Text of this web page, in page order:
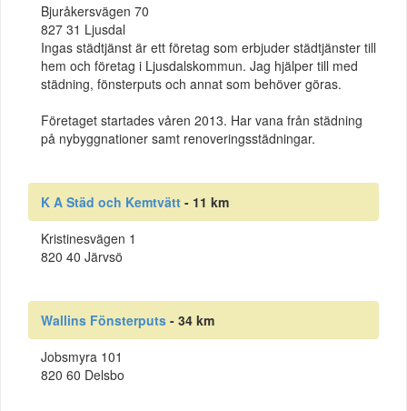
Bjuråkersvägen 70
827 31 Ljusdal
Ingas städtjänst är ett företag som erbjuder städtjänster till
hem och företag i Ljusdalskommun. Jag hjälper till med
städning, fönsterputs och annat som behöver göras.
Företaget startades våren 2013. Har vana från städning
på nybyggnationer samt renoveringsstädningar.
K A Städ och Kemtvätt - 11 km
Kristinesvägen 1
820 40 Järvsö
Wallins Fönsterputs - 34 km
Jobsmyra 101
820 60 Delsbo